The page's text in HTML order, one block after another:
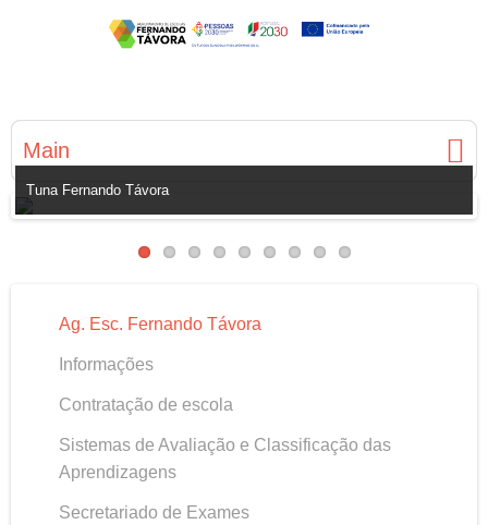
Main
Tuna Fernando Távora
Ag. Esc. Fernando Távora
Informações
Contratação de escola
Sistemas de Avaliação e Classificação das
Aprendizagens
Secretariado de Exames